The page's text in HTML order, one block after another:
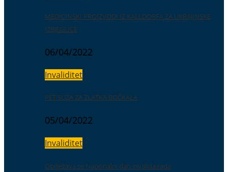
MEDICINSKI PROIZVODI IZ KALLDORFA ZA UKRAJINSKE
IZBJEGLICE
06/04/2022
Invaliditet
PET SUZA ZA ZLATKA BOČKALA
05/04/2022
Invaliditet
Obilježava se Nacionalni dan invalida rada